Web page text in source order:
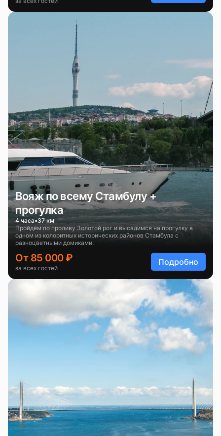
Вояж по всему Стамбулу +
прогулка
4 часа 37 км
Пройдём по проливу Золотой рог и высадимся на прогулку в
одном из колоритных исторических районов Стамбула с
разноцветными домиками.
От 85 000 ₽
за всех гостей
Подробно